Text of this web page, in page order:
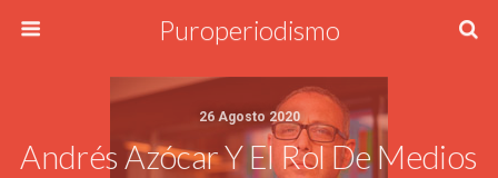
Puroperiodismo
26 Agosto 2020
Andrés Azócar Y El Rol De Medios